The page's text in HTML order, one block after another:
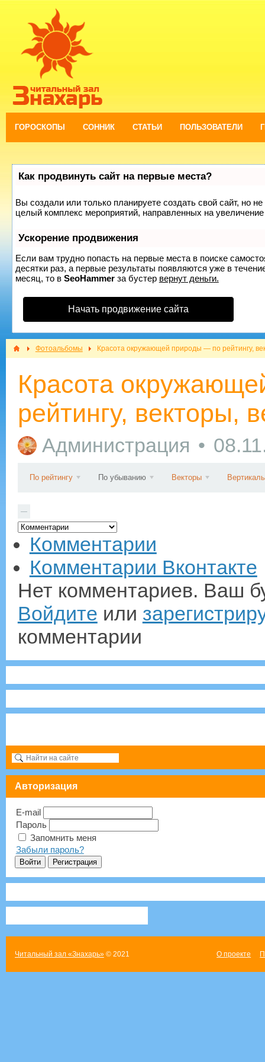
ГОРОСКОПЫ СОННИК СТАТЬИ ПОЛЬЗОВАТЕЛИ
Как продвинуть сайт на первые места?
Вы создали или только планируете создать свой сайт, но
целый комплекс мероприятий, направленных на
Ускорение продвижения
Если вам трудно попасть на первые места в поиске
десятки раз, а первые результаты появляются уже в
месяц, то в SeoHammerза бустер вернут деньги.
Начать продвижение сайта
Фотоальбомы Красота окружающей природы — по рейтингу,
Красота
рейтингу, векторы,
Администрация
По рейтингу По убыванию Векторы
—
Комментарии
Комментарии Вконтакте
Нет комментариев. Ваш
Войдите или
комментарии
Авторизация
E-mail
Пароль
Запомнить меня
Забыли пароль?
Читальный зал «Знахарь»© 2021 О проекте